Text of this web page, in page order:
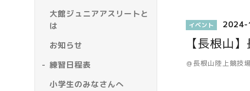
大館ジュニアアスリートと
は
お知らせ
練習日程表
小学生のみなさんへ
イベント
【長根山
＠長根山陸上競技場